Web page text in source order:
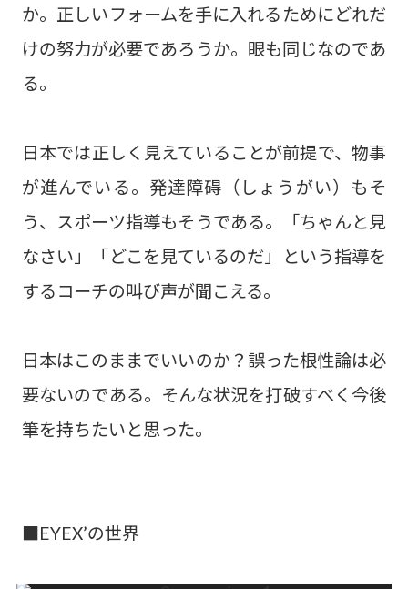
か。正しいフォームを手に入れるためにどれだ
けの努力が必要であろうか。眼も同じなのであ
る。
日本では正しく見えていることが前提で、物事
が進んでいる。発達障碍（しょうがい）もそ
う、スポーツ指導もそうである。「ちゃんと見
なさい」「どこを見ているのだ」という指導を
するコーチの叫び声が聞こえる。
日本はこのままでいいのか？誤った根性論は必
要ないのである。そんな状況を打破すべく今後
筆を持ちたいと思った。
■EYEX’の世界